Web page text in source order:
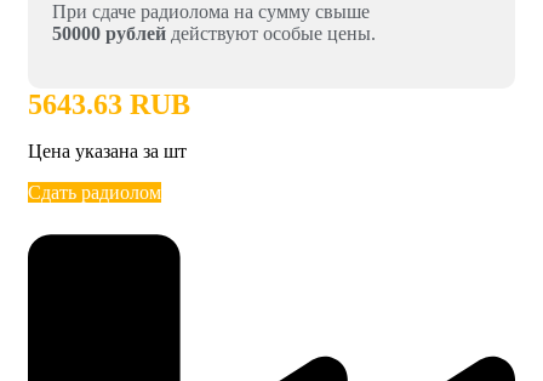
При сдаче радиолома на сумму свыше
50000 рублей действуют особые цены.
5643.63 RUB
Цена указана за шт
Сдать радиолом